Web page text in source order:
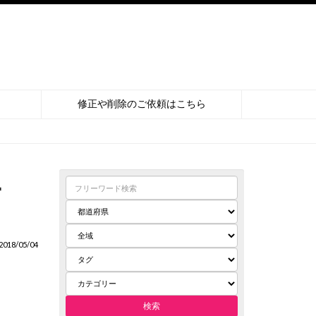
修正や削除のご依頼はこちら
05/04